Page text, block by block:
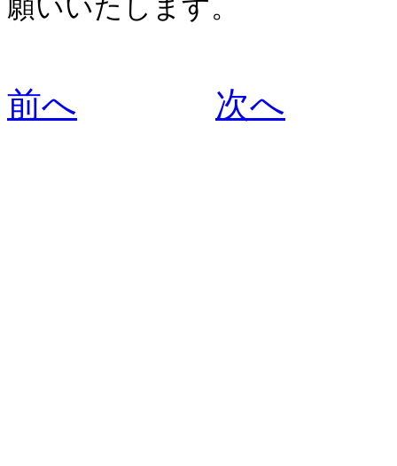
願いいたします。
前へ 次へ